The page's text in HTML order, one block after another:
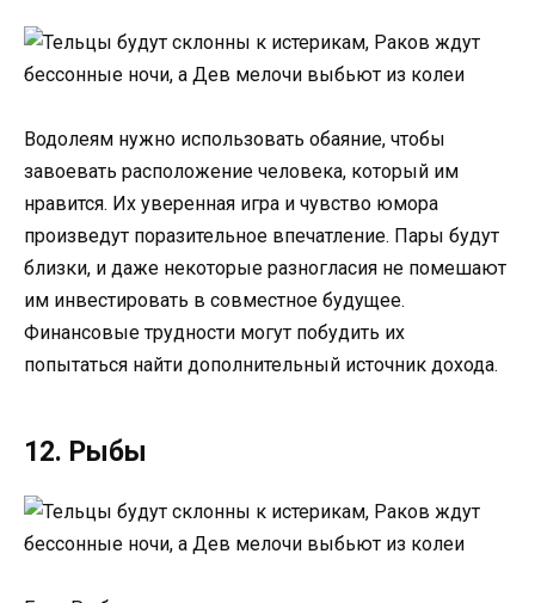
Водолеям нужно использовать обаяние, чтобы
завоевать расположение человека, который им
нравится. Их уверенная игра и чувство юмора
произведут поразительное впечатление. Пары будут
близки, и даже некоторые разногласия не помешают
им инвестировать в совместное будущее.
Финансовые трудности могут побудить их
попытаться найти дополнительный источник дохода.
12. Рыбы